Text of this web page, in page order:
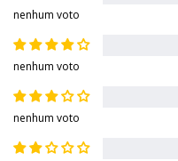
nenhum voto
nenhum voto
nenhum voto